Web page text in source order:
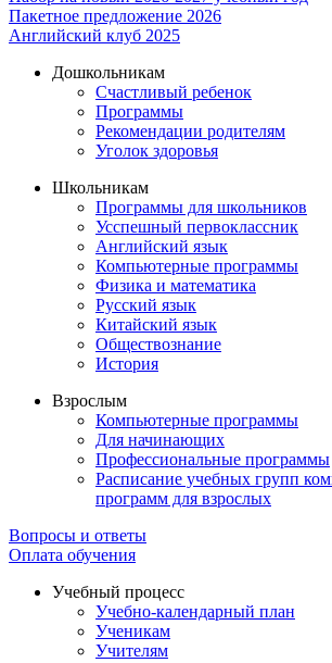
Пакетное предложение 2026
Английский клуб 2025
Дошкольникам
Счастливый ребенок
Программы
Рекомендации родителям
Уголок здоровья
Школьникам
Программы для школьников
Усспешный первоклассник
Английский язык
Компьютерные программы
Физика и математика
Русский язык
Китайский язык
Обществознание
История
Взрослым
Компьютерные программы
Для начинающих
Профессиональные программы
Расписание учебных групп
программ для взрослых
Вопросы и ответы
Оплата обучения
Учебный процесс
Учебно-календарный план
Ученикам
Учителям